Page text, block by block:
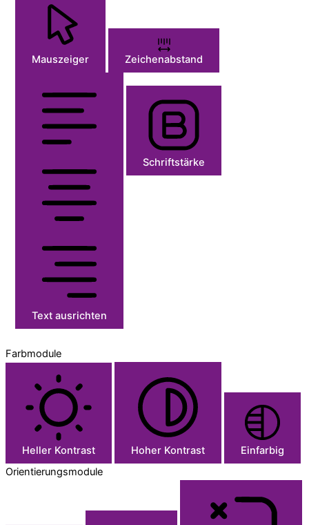
Mauszeiger Zeichenabstand
Text ausrichten
Schriftstärke
Farbmodule
Heller Kontrast Hoher Kontrast
Einfarbig
Orientierungsmodule